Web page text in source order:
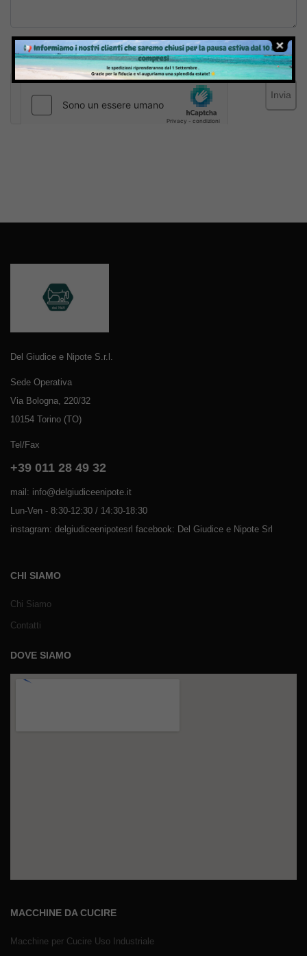
Inviando il messaggio confermo di aver letto e accettato
Termini e condizionidel sito web
Invia
Del Giudice e Nipote S.r.l.
Sede Operativa
Via Bologna, 220/32
10154 Torino (TO)
Tel/Fax
+39 011 28 49 32
mail: info@delgiudiceenipote.it
Lun-Ven - 8:30-12:30 / 14:30-18:30
instagram: delgiudiceenipotesrl facebook: Del Giudice e Nipote Srl
CHI SIAMO
Chi Siamo
Contatti
DOVE SIAMO
MACCHINE DA CUCIRE
Macchine per Cucire Uso Industriale